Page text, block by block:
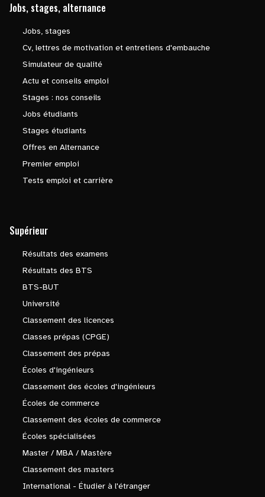
Jobs, stages, alternance
Jobs, stages
Cv, lettres de motivation et entretiens d'embauche
Simulateur de qualité
Actu et conseils emploi
Stages : nos conseils
Jobs étudiants
Stages étudiants
Offres en Alternance
Premier emploi
Tests emploi et carrière
Supérieur
Résultats des examens
Résultats des BTS
BTS-BUT
Université
Classement des licences
Classes prépas (CPGE)
Classement des prépas
Écoles d'ingénieurs
Classement des écoles d'ingénieurs
Écoles de commerce
Classement des écoles de commerce
Écoles spécialisées
Master / MBA / Mastère
Classement des masters
International - Étudier à l'étranger